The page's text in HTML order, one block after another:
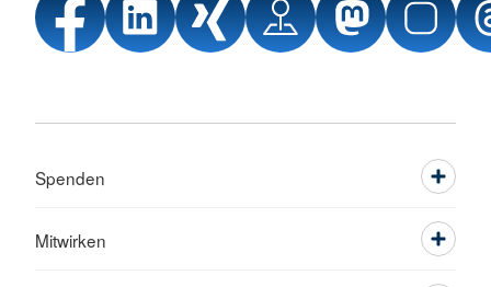
Spenden
Mitwirken